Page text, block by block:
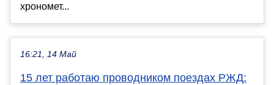
хрономет...
16:21, 14 Май
15 лет работаю проводником поездах РЖД: